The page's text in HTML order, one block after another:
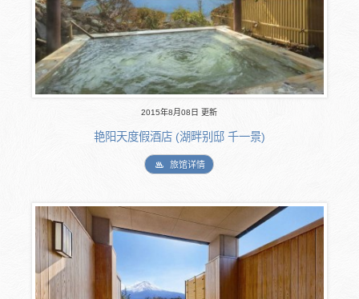
2015年8月08日 更新
艳阳天度假酒店 (湖畔别邸 千一景)
旅馆详情